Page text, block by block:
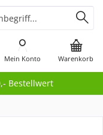
Bestellwert
Warenkorb
Mein Konto